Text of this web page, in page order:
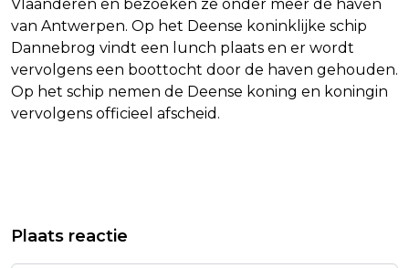
Vlaanderen en bezoeken ze onder meer de haven
van Antwerpen. Op het Deense koninklijke schip
Dannebrog vindt een lunch plaats en er wordt
vervolgens een boottocht door de haven gehouden.
Op het schip nemen de Deense koning en koningin
vervolgens officieel afscheid.
VOOR MOORD OP VIJFTIEN
NAVO-LEIDERS BELOVEN GELD,
Plaats reactie